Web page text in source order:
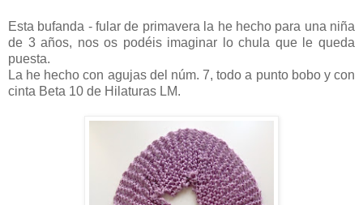
Esta bufanda - fular de primavera la he hecho para una niña
de 3 años, nos os podéis imaginar lo chula que le queda
puesta.
La he hecho con agujas del núm. 7, todo a punto bobo y con
cinta Beta 10 de Hilaturas LM.